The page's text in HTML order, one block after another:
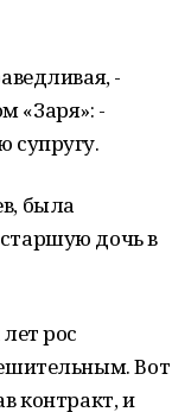
-
«Заря»: -
супругу.
была
дочь в
рос
Вот
контракт, и